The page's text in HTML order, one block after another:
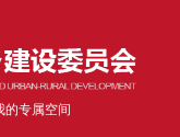
的专属空间